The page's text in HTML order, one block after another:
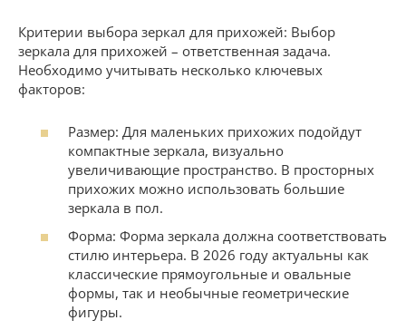
Критерии выбора зеркал для прихожей: Выбор
зеркала для прихожей – ответственная задача.
Необходимо учитывать несколько ключевых
факторов:
Размер: Для маленьких прихожих подойдут
компактные зеркала, визуально
увеличивающие пространство. В просторных
прихожих можно использовать большие
зеркала в пол.
Форма: Форма зеркала должна соответствовать
стилю интерьера. В 2026 году актуальны как
классические прямоугольные и овальные
формы, так и необычные геометрические
фигуры.